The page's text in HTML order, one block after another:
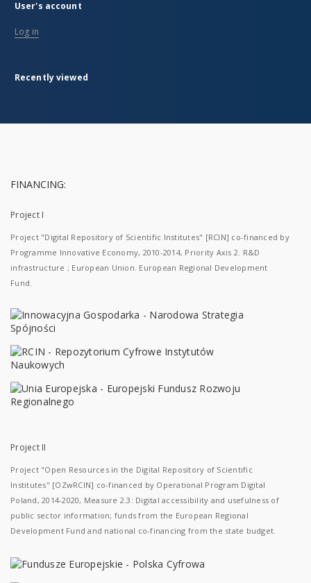
User's account
Log in
Recently viewed
FINANCING:
Project I
Project "Digital Repository of Scientific Institutes" [RCIN] co-financed by
Programme Innovative Economy, 2010-2014, Priority Axis 2. R&D
infrastructure ; European Union. European Regional Development
Fund.
Project II
Project "Open Resources in the Digital Repository of Scientific
Institutes" [OZwRCIN] co-financed by Operational Program Digital
Poland, 2014-2020, Measure 2.3: Digital accessibility and usefulness of
public sector information; funds from the European Regional
Development Fund and national co-financing from the state budget.